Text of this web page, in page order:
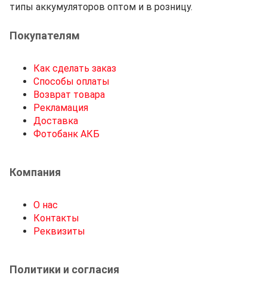
типы аккумуляторов оптом и в розницу.
Покупателям
Как сделать заказ
Способы оплаты
Возврат товара
Рекламация
Доставка
Фотобанк АКБ
Компания
О нас
Контакты
Реквизиты
Политики и согласия